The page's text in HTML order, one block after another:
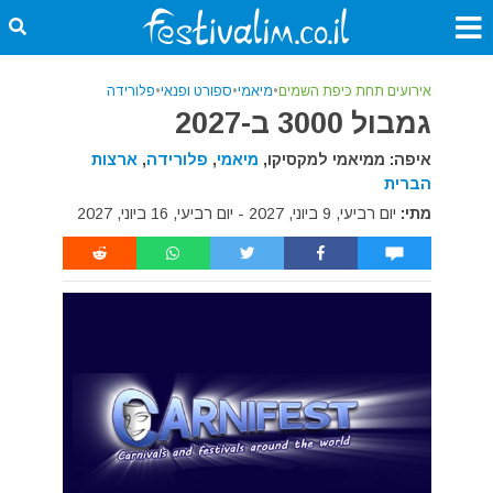
אירועים תחת כיפת השמים•מיאמי•ספורט ופנאי•פלורידה
גמבול 3000 ב-2027
איפה: ממיאמי למקסיקו, מיאמי, פלורידה, ארצות
הברית
מתי: יום רביעי, 9 ביוני, 2027 - יום רביעי, 16 ביוני, 2027